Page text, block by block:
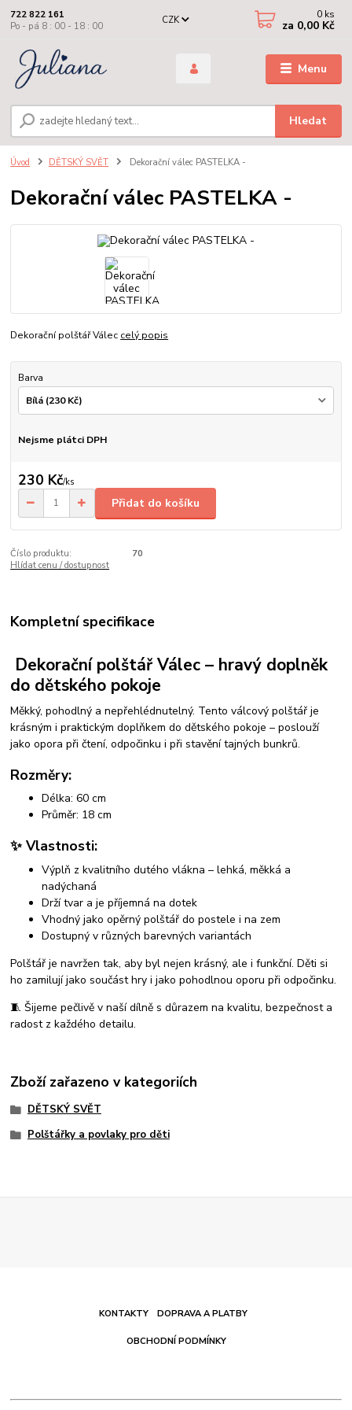
Menu
CZK
Hledat
722 822 161
Po - pá 8 : 00 - 18 : 00
0 ks
za 0,00 Kč
Úvod DĚTSKÝ SVĚT Dekorační válec PASTELKA -
Dekorační válec PASTELKA -
Dekorační polštář Válec celý popis
Barva
Nejsme plátci DPH
230 Kč/ks
Přidat do košíku
Číslo produktu:
70
Hlídat cenu / dostupnost
Kompletní specifikace
Dekorační polštář Válec – hravý doplněk
do dětského pokoje
Měkký, pohodlný a nepřehlédnutelný. Tento válcový polštář je
krásným i praktickým doplňkem do dětského pokoje – poslouží
jako opora při čtení, odpočinku i při stavění tajných bunkrů.
Rozměry:
Délka: 60 cm
Průměr: 18 cm
✨ Vlastnosti:
Výplň z kvalitního dutého vlákna – lehká, měkká a
nadýchaná
Drží tvar a je příjemná na dotek
Vhodný jako opěrný polštář do postele i na zem
Dostupný v různých barevných variantách
Polštář je navržen tak, aby byl nejen krásný, ale i funkční. Děti si
ho zamilují jako součást hry i jako pohodlnou oporu při odpočinku.
🧵 Šijeme pečlivě v naší dílně s důrazem na kvalitu, bezpečnost a
radost z každého detailu.
Zboží zařazeno v kategoriích
DĚTSKÝ SVĚT
Polštářky a povlaky pro děti
KONTAKTY DOPRAVA A PLATBY
OBCHODNÍ PODMÍNKY